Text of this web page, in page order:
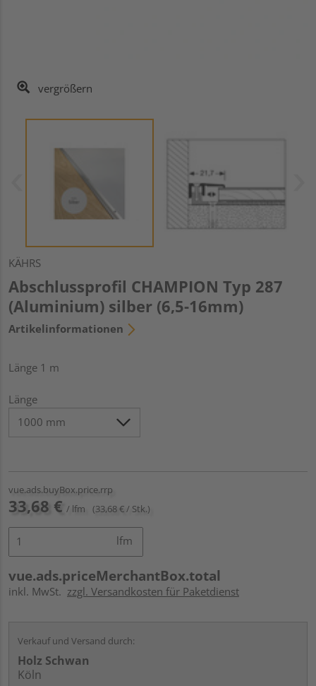
vergrößern
KÄHRS
Abschlussprofil CHAMPION Typ 287
(Aluminium) silber (6,5-16mm)
Artikelinformationen
Länge 1 m
Länge
vue.ads.buyBox.price.rrp
33,68 € / lfm (33,68 € / Stk.)
lfm
vue.ads.priceMerchantBox.total
inkl. MwSt. zzgl. Versandkosten für Paketdienst
Verkauf und Versand durch:
Holz Schwan
Köln